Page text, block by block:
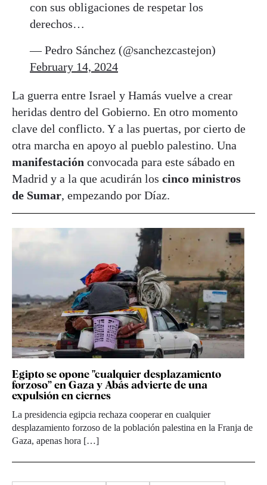
con sus obligaciones de respetar los
derechos…
— Pedro Sánchez (@sanchezcastejon)
February 14, 2024
La guerra entre Israel y Hamás vuelve a crear
heridas dentro del Gobierno. En otro momento
clave del conflicto. Y a las puertas, por cierto de
otra marcha en apoyo al pueblo palestino. Una
manifestación convocada para este sábado en
Madrid y a la que acudirán los cinco ministros
de Sumar, empezando por Díaz.
Egipto se opone "cualquier desplazamiento
forzoso” en Gaza y Abás advierte de una
expulsión en ciernes
La presidencia egipcia rechaza cooperar en cualquier
desplazamiento forzoso de la población palestina en la Franja de
Gaza, apenas hora […]